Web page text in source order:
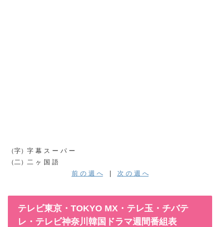
（字）字 幕 ス ー パ ー
（二）二 ヶ 国 語
前 の 週 へ| 次 の 週 へ
テレビ東京・TOKYO MX・テレ玉・チバテ
レ・テレビ神奈川韓国ドラマ週間番組表